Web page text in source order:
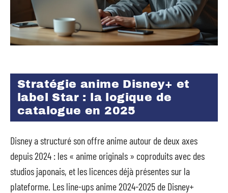
Stratégie anime Disney+ et
label Star : la logique de
catalogue en 2025
Disney a structuré son offre anime autour de deux axes
depuis 2024 : les « anime originals » coproduits avec des
studios japonais, et les licences déjà présentes sur la
plateforme. Les line-ups anime 2024-2025 de Disney+